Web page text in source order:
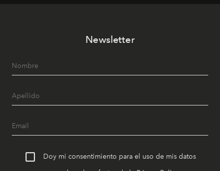
Newsletter
Doy mi consentimiento para el uso de mis datos